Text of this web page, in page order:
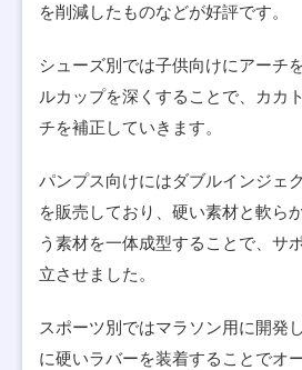
を削減したものなどが好評です。
シューズ別では子供向けにアーチ
ルカップを深くすることで、カカ
チを補正していきます。
パンプス向けにはダブルインジェ
を販売しており、硬い素材と軟ら
う素材を一体成型することで、サ
立させました。
スポーツ別ではマラソン用に開発
に硬いラバーを装着することでオ